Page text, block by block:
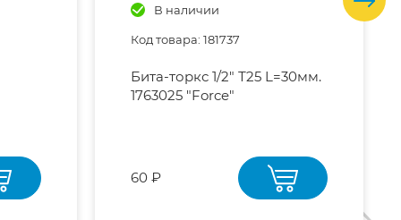
В наличии
Код товара: 181737
Бита-торкс 1/2" Т25 L=30мм.
1763025 "Force"
60 ₽